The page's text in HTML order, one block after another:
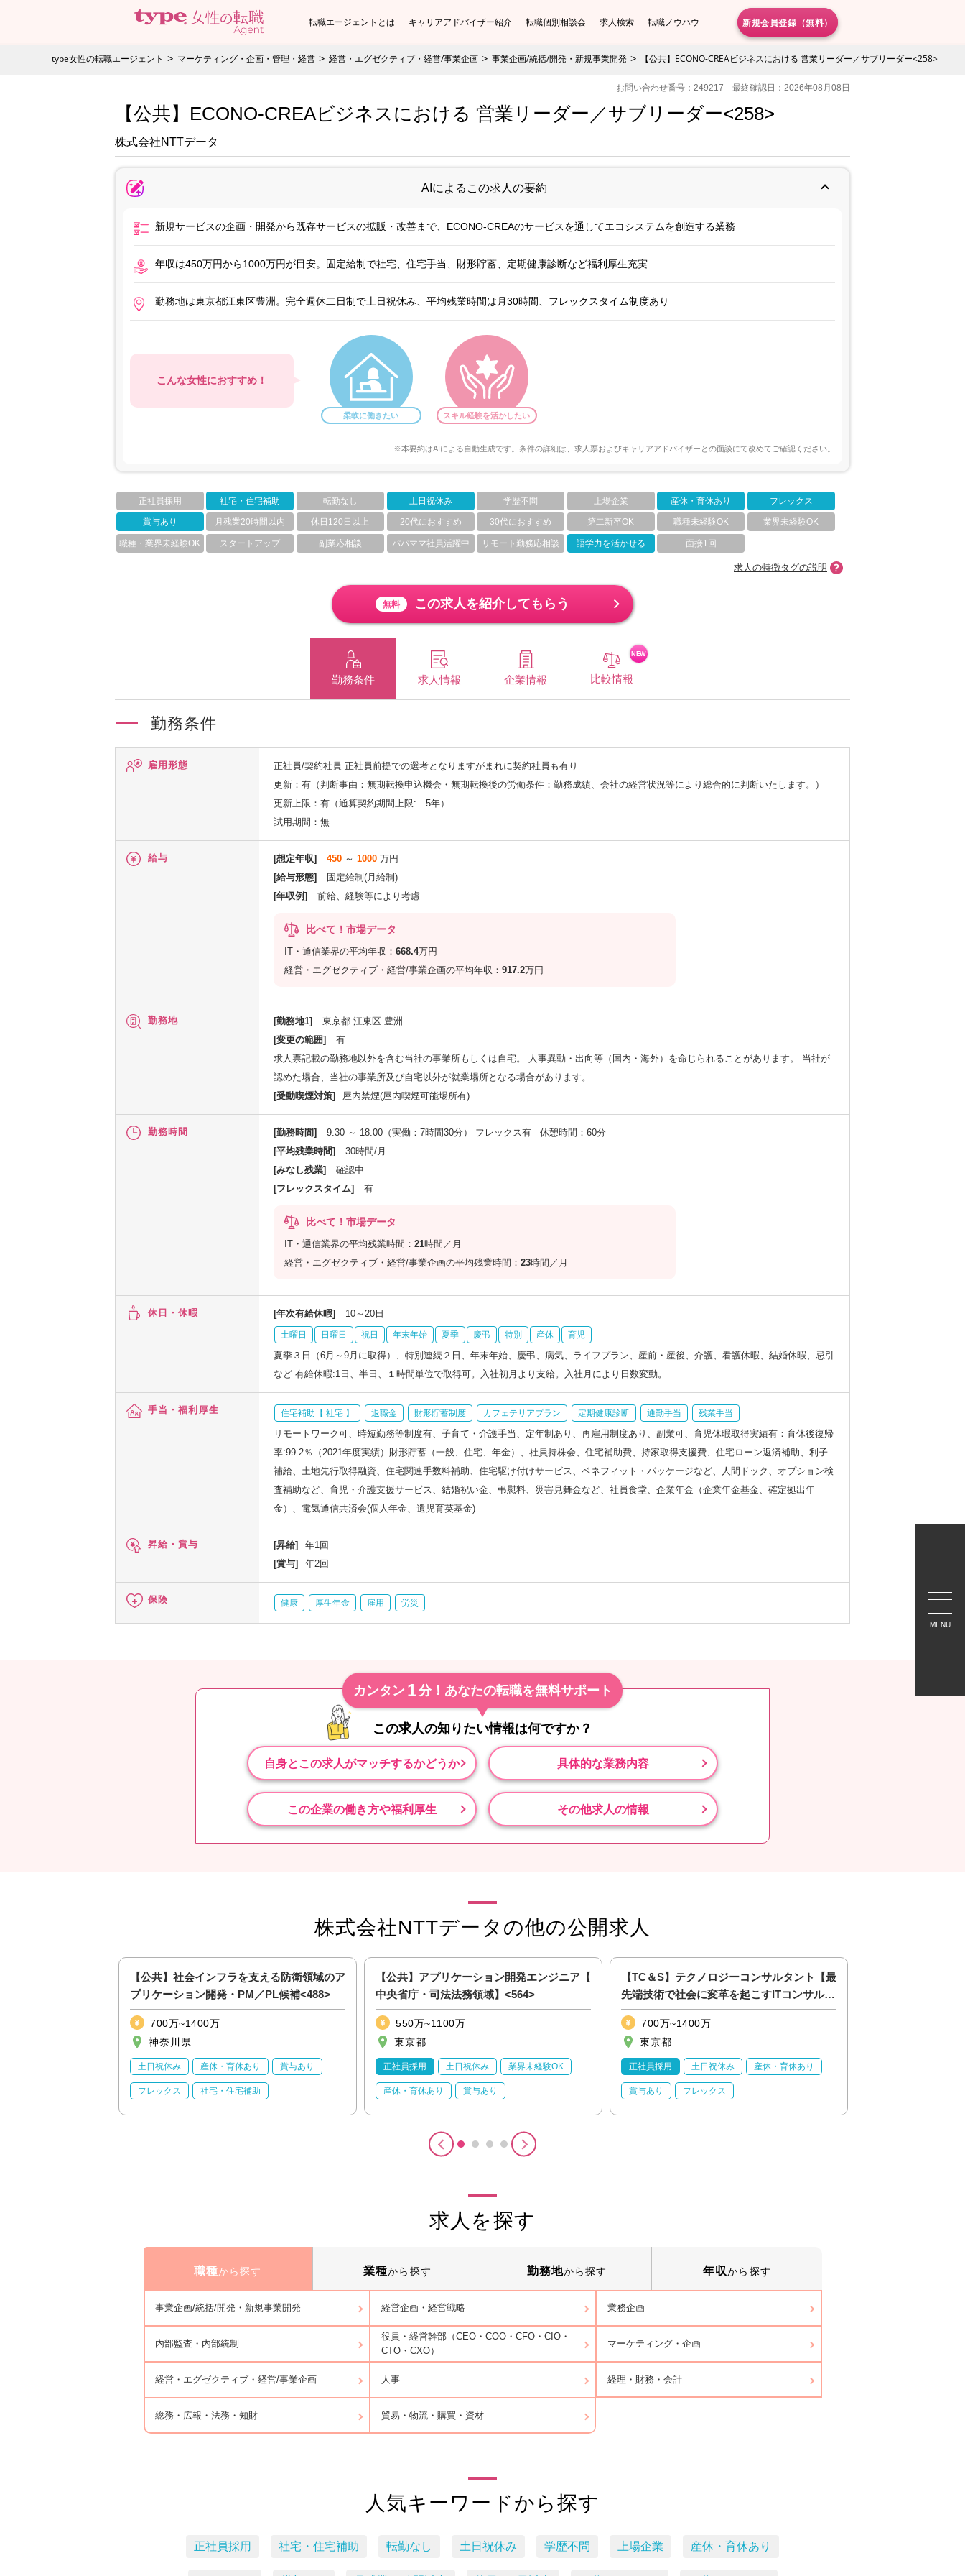
転職エージェントとは キャリアアドバイザー紹介 転職個別相談会 求人検索 転職ノウハウ 新規会員登録（無料）
MENU
type女性の転職エージェント マーケティング・企画・管理・経営 経営・エグゼクティブ・経営/事業企画 事業企画/統括/開発・新規事業開発 【公共】ECONO-CREAビジネスにおける 営業リーダー／サブリーダー<258>
お問い合わせ番号：249217 最終確認日：2026年08月08日
【公共】ECONO-CREAビジネスにおける 営業リーダー／サブリーダー<258>
株式会社NTTデータ
AIによるこの求人の要約
新規サービスの企画・開発から既存サービスの拡販・改善まで、ECONO-CREAのサービスを通してエコシステムを創造する業務
年収は450万円から1000万円が目安。固定給制で社宅、住宅手当、財形貯蓄、定期健康診断など福利厚生充実
勤務地は東京都江東区豊洲。完全週休二日制で土日祝休み、平均残業時間は月30時間、フレックスタイム制度あり
こんな女性におすすめ！
柔軟に働きたい スキル経験を活かしたい
※本要約はAIによる自動生成です。条件の詳細は、求人票およびキャリアアドバイザーとの面談にて改めてご確認ください。
正社員採用 社宅・住宅補助 転勤なし 土日祝休み 学歴不問 上場企業 産休・育休あり フレックス
賞与あり 月残業20時間以内 休日120日以上 20代におすすめ 30代におすすめ 第二新卒OK 職種未経験OK 業界未経験OK
職種・業界未経験OK スタートアップ 副業応相談 パパママ社員活躍中 リモート勤務応相談 語学力を活かせる 面接1回
求人の特徴タグの説明
無料 この求人を紹介してもらう
勤務条件 求人情報 企業情報 比較情報
NEW
勤務条件
雇用形態 正社員/契約社員 正社員前提での選考となりますがまれに契約社員も有り
更新：有（判断事由：無期転換申込機会・無期転換後の労働条件：勤務成績、会社の経営状況等により総合的に判断いたします。）
更新上限：有（通算契約期間上限: 5年）
試用期間：無
給与 [想定年収] 450 ～ 1000 万円
[給与形態]
固定給制(月給制)
[年収例]
前給、経験等により考慮
比べて！市場データ
IT・通信業界の平均年収： 668.4万円
経営・エグゼクティブ・経営/事業企画の平均年収： 917.2万円
勤務地 [勤務地1]
東京都 江東区 豊洲
[変更の範囲]
有
求人票記載の勤務地以外を含む当社の事業所もしくは自宅。 人事異動・出向等（国内・海外）を命じられることがあります。 当社が
認めた場合、当社の事業所及び自宅以外が就業場所となる場合があります。
[受動喫煙対策]
屋内禁煙(屋内喫煙可能場所有)
勤務時間 [勤務時間]
9:30 ～ 18:00（実働：7時間30分） フレックス有 休憩時間：60分
[平均残業時間]
30時間/月
[みなし残業]
確認中
[フレックスタイム]
有
比べて！市場データ
IT・通信業界の平均残業時間： 21時間／月
経営・エグゼクティブ・経営/事業企画の平均残業時間： 23時間／月
休日・休暇 [年次有給休暇] 10～20日
土曜日 日曜日 祝日 年末年始 夏季 慶弔 特別 産休 育児
夏季３日（6月～9月に取得）、特別連続２日、年末年始、慶弔、病気、ライフプラン、産前・産後、介護、看護休暇、結婚休暇、忌引
など 有給休暇:1日、半日、１時間単位で取得可。入社初月より支給。入社月により日数変動。
手当・福利厚生 住宅補助【 社宅 】 退職金 財形貯蓄制度 カフェテリアプラン 定期健康診断 通勤手当 残業手当
リモートワーク可、時短勤務等制度有、子育て・介護手当、定年制あり、再雇用制度あり、副業可、育児休暇取得実績有：育休後復帰
率:99.2％（2021年度実績）財形貯蓄（一般、住宅、年金）、社員持株会、住宅補助費、持家取得支援費、住宅ローン返済補助、利子
補給、土地先行取得融資、住宅関連手数料補助、住宅駆け付けサービス、ベネフィット・パッケージなど、人間ドック、オプション検
査補助など、育児・介護支援サービス、結婚祝い金、弔慰料、災害見舞金など、社員食堂、企業年金（企業年金基金、確定拠出年
金）、電気通信共済会(個人年金、遺児育英基金)
昇給・賞与 [昇給]
年1回
[賞与]
年2回
保険 健康 厚生年金 雇用 労災
カンタン 1分！あなたの転職を無料サポート
この求人の知りたい情報は何ですか？
自身とこの求人がマッチするかどうか 具体的な業務内容
この企業の働き方や福利厚生 その他求人の情報
株式会社NTTデータの他の公開求人
【公共】社会インフラを支える防衛領域のア
プリケーション開発・PM／PL候補<488>
700万~1400万
神奈川県
土日祝休み 産休・育休あり 賞与あり
フレックス 社宅・住宅補助
【公共】アプリケーション開発エンジニア【
中央省庁・司法法務領域】<564>
550万~1100万
東京都
正社員採用 土日祝休み 業界未経験OK
産休・育休あり 賞与あり
【TC＆S】テクノロジーコンサルタント【最
先端技術で社会に変革を起こすITコンサル】
<244>
700万~1400万
東京都
正社員採用 土日祝休み 産休・育休あり
賞与あり フレックス
求人を探す
職種から探す 業種から探す 勤務地から探す 年収から探す
事業企画/統括/開発・新規事業開発 経営企画・経営戦略 業務企画
内部監査・内部統制
役員・経営幹部（CEO・COO・CFO・CIO・
CTO・CXO）
マーケティング・企画
経営・エグゼクティブ・経営/事業企画 人事 経理・財務・会計
総務・広報・法務・知財 貿易・物流・購買・資材
人気キーワードから探す
正社員採用 社宅・住宅補助 転勤なし 土日祝休み 学歴不問 上場企業 産休・育休あり